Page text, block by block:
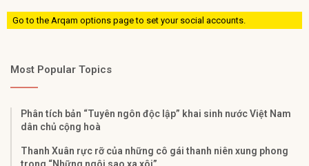
Go to the Arqam options page to set your social accounts.
Most Popular Topics
Phân tích bản “Tuyên ngôn độc lập” khai sinh nước Việt Nam
dân chủ cộng hoà
Thanh Xuân rực rỡ của những cô gái thanh niên xung phong